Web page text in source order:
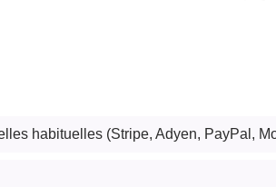
habituelles (Stripe, Adyen, PayPal,